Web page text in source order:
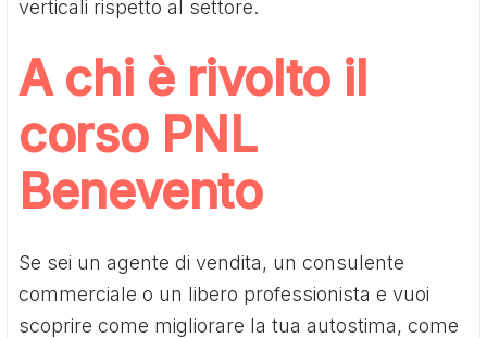
verticali rispetto al settore.
A chi è rivolto il
corso PNL
Benevento
Se sei un agente di vendita, un consulente
commerciale o un libero professionista e vuoi
scoprire come migliorare la tua autostima, come